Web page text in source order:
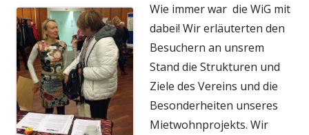
Wie immer war die WiG mit
dabei! Wir erläuterten den
Besuchern an unsrem
Stand die Strukturen und
Ziele des Vereins und die
Besonderheiten unseres
Mietwohnprojekts. Wir